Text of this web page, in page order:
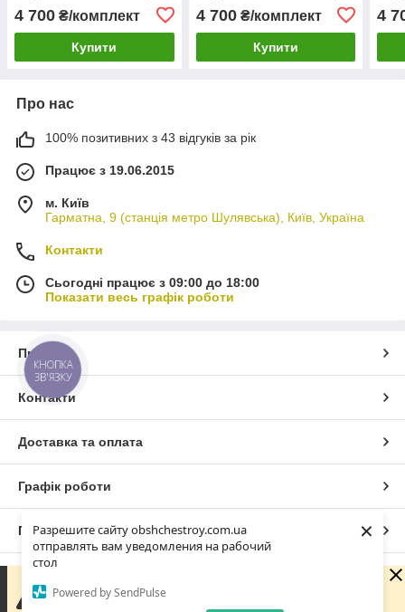
Разрешите сайту obshchestroy.com.ua
отправлять вам уведомления на рабочий
стол
Powered by SendPulse
×
4 700 ₴/комплект
Купити
4 700₴/комплект
Купити
4
Про нас
100% позитивних з 43 відгуків за рік
Працює з 19.06.2015
м. Київ
Гарматна, 9 (станція метро Шулявська), Київ, Україна
Контакти
Сьогодні працює з 09:00 до 18:00
Показати весь графік роботи
Про нас
Контакти
Доставка та оплата
Графік роботи
Повна версія сайту
замовлення та повідомлення, оскільки за її графіком
КНОПКА
ЗВ'ЯЗКУ